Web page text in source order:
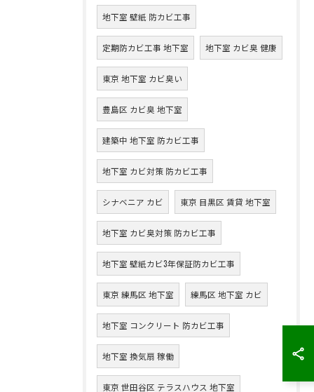
地下室 壁紙 防カビ工事
定期防カビ工事 地下室 地下室 カビ臭 健康
東京 地下室 カビ臭い
豊島区 カビ臭 地下室
建築中 地下室 防カビ工事
地下室 カビ対策 防カビ工事
シナベニア カビ 東京 目黒区 賃貸 地下室
地下室 カビ臭対策 防カビ工事
地下室 壁紙カビ3年保証防カビ工事
東京 練馬区 地下室 練馬区 地下室 カビ
地下室 コンクリート 防カビ工事
地下室 換気扇 稼働
東京 世田谷区 テラスハウス 地下室